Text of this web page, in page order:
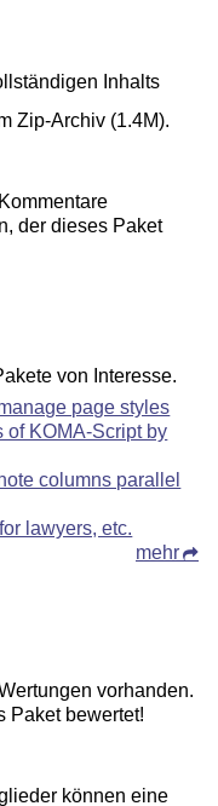
Inhalts
Zip-Archiv (1.4M).
der dieses Paket
von Interesse.
page styles
of KOMA-Script by
columns parallel
lawyers, etc.
mehr
vorhanden.
Paket bewertet!
können eine